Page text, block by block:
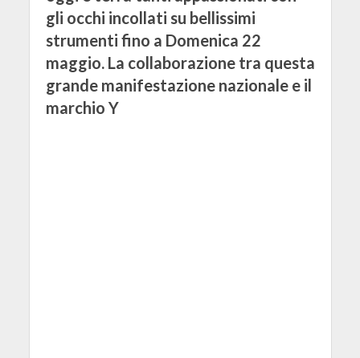
gli occhi incollati su bellissimi
strumenti fino a Domenica 22
maggio. La collaborazione tra questa
grande manifestazione nazionale e il
marchio Y